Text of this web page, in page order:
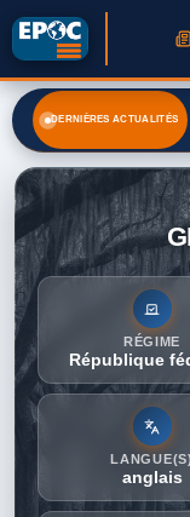
DERNIÈRES ACTUALITÉS
RÉGIME
République
LANGUE(S)
anglais